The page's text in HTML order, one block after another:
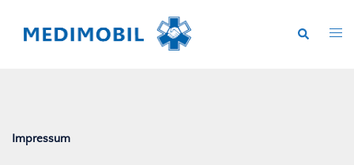
springen
Suche
Menü
Impressum